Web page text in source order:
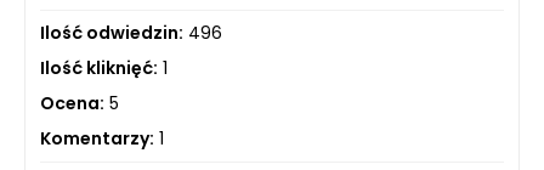
Ilość odwiedzin: 496
Ilość kliknięć: 1
Ocena: 5
Komentarzy: 1